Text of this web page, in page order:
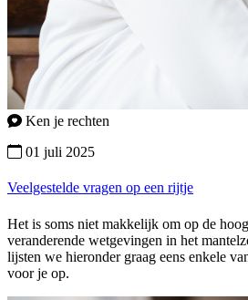
Ken je rechten
01 juli 2025
Veelgestelde vragen op een rijtje
Het is soms niet makkelijk om op de
veranderende wetgevingen in het
lijsten we hieronder graag eens enkele
voor je op.